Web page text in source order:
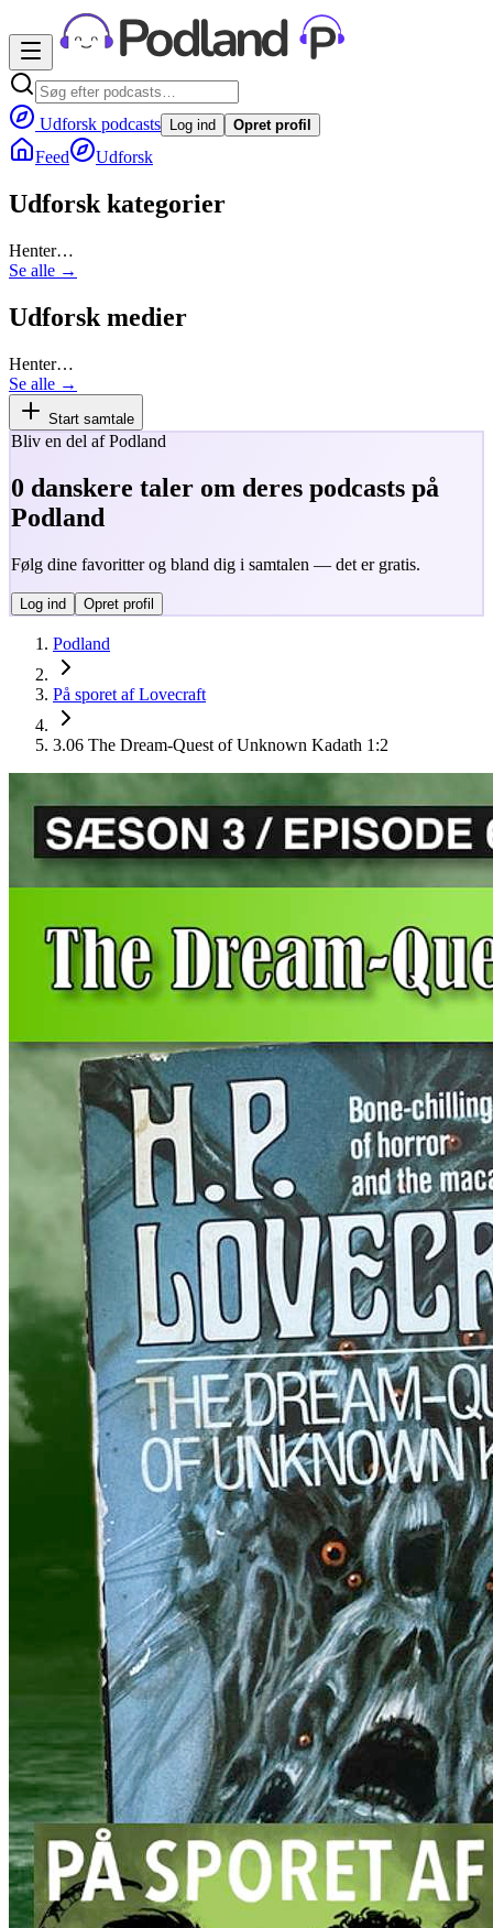
Udforsk podcasts Log ind Opret profil
Feed Udforsk
Udforsk kategorier
Henter…
Se alle →
Udforsk medier
Henter…
Se alle →
Start samtale
Bliv en del af Podland
0 danskere taler om deres podcasts på
Podland
Følg dine favoritter og bland dig i samtalen — det er gratis.
Log ind Opret profil
Podland
På sporet af Lovecraft
3.06 The Dream-Quest of Unknown Kadath 1:2